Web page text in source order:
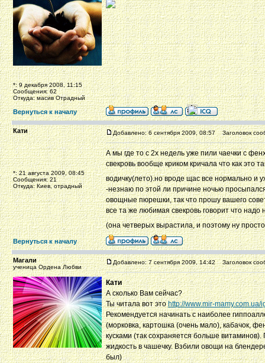
*: 9 декабря 2008, 11:15
Сообщения: 62
Откуда: масив Отрадный
Вернуться к началу
Кати
*: 21 августа 2009, 08:45
Сообщения: 21
Откуда: Киев, отрадный
Добавлено: 6 сентября 2009, 08:57 Заголовок
А мы где то с 2х недель уже пили чаечки с
свекровь вообще криком кричала что как это
водичку(лето).но вроде щас все нормально и
-незнаю по этой ли причине ночью
овощные пюрешки, так что прошу вашего
все та же любимая свекровь говорит что
(она четверых вырастила, и поэтому ну
Вернуться к началу
Магали
ученица Ордена Любви
Добавлено: 7 сентября 2009, 14:42 Заголовок
Кати
А сколько Вам сейчас?
Ты читала вот этоhttp://www.mir-mamy.com.ua/
Рекомендуется начинать с наиболее
(морковка, картошка (очень мало), кабачок,
кусками (так сохраняется больше
жидкость в чашечку. Взбили овощи на
был)